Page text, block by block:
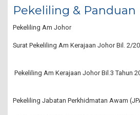
Pekeliling & Panduan
Pekeliling Am Johor
Surat Pekeliling Am Kerajaan Johor Bil. 2/
Pekeliling Am Kerajaan Johor Bil.3 Tahun
Pekeliling Jabatan Perkhidmatan Awam